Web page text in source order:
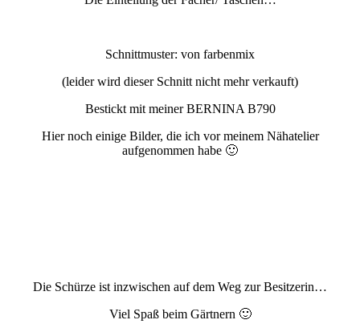
Schnittmuster: von farbenmix
(leider wird dieser Schnitt nicht mehr verkauft)
Bestickt mit meiner BERNINA B790
Hier noch einige Bilder, die ich vor meinem Nähatelier
aufgenommen habe 🙂
Die Schürze ist inzwischen auf dem Weg zur Besitzerin…
Viel Spaß beim Gärtnern 🙂